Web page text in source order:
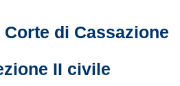
di Cassazione
II civile